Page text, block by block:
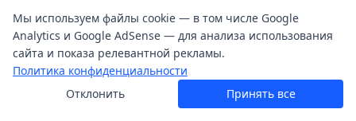
Мы используем файлы cookie — в том числе Google
Analytics и Google AdSense — для анализа использования
сайта и показа релевантной рекламы.
Политика конфиденциальности
Отклонить
Принять все